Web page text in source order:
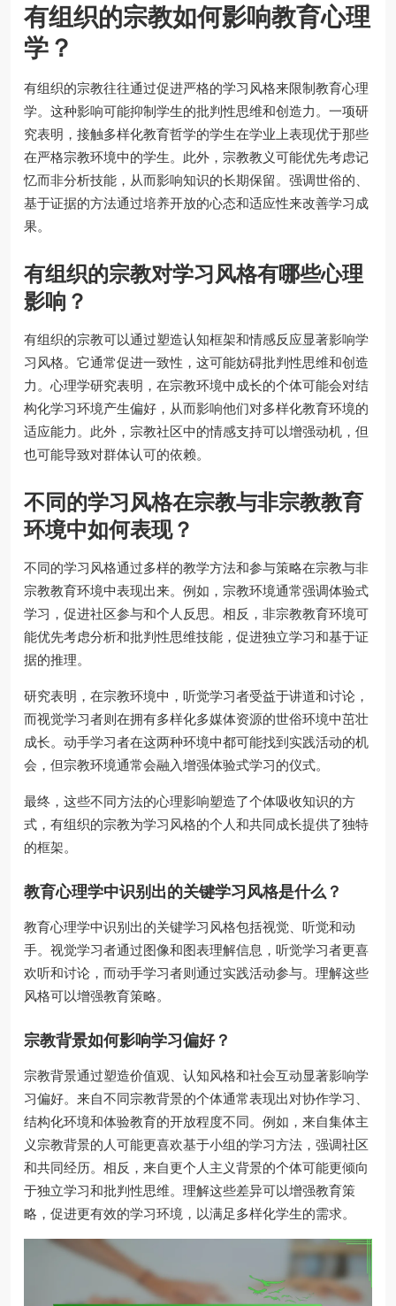
有组织的宗教如何影响教育心理
学？
有组织的宗教往往通过促进严格的学习风格来限制教育心理
学。这种影响可能抑制学生的批判性思维和创造力。一项研
究表明，接触多样化教育哲学的学生在学业上表现优于那些
在严格宗教环境中的学生。此外，宗教教义可能优先考虑记
忆而非分析技能，从而影响知识的长期保留。强调世俗的、
基于证据的方法通过培养开放的心态和适应性来改善学习成
果。
有组织的宗教对学习风格有哪些心理
影响？
有组织的宗教可以通过塑造认知框架和情感反应显著影响学
习风格。它通常促进一致性，这可能妨碍批判性思维和创造
力。心理学研究表明，在宗教环境中成长的个体可能会对结
构化学习环境产生偏好，从而影响他们对多样化教育环境的
适应能力。此外，宗教社区中的情感支持可以增强动机，但
也可能导致对群体认可的依赖。
不同的学习风格在宗教与非宗教教育
环境中如何表现？
不同的学习风格通过多样的教学方法和参与策略在宗教与非
宗教教育环境中表现出来。例如，宗教环境通常强调体验式
学习，促进社区参与和个人反思。相反，非宗教教育环境可
能优先考虑分析和批判性思维技能，促进独立学习和基于证
据的推理。
研究表明，在宗教环境中，听觉学习者受益于讲道和讨论，
而视觉学习者则在拥有多样化多媒体资源的世俗环境中茁壮
成长。动手学习者在这两种环境中都可能找到实践活动的机
会，但宗教环境通常会融入增强体验式学习的仪式。
最终，这些不同方法的心理影响塑造了个体吸收知识的方
式，有组织的宗教为学习风格的个人和共同成长提供了独特
的框架。
教育心理学中识别出的关键学习风格是什么？
教育心理学中识别出的关键学习风格包括视觉、听觉和动
手。视觉学习者通过图像和图表理解信息，听觉学习者更喜
欢听和讨论，而动手学习者则通过实践活动参与。理解这些
风格可以增强教育策略。
宗教背景如何影响学习偏好？
宗教背景通过塑造价值观、认知风格和社会互动显著影响学
习偏好。来自不同宗教背景的个体通常表现出对协作学习、
结构化环境和体验教育的开放程度不同。例如，来自集体主
义宗教背景的人可能更喜欢基于小组的学习方法，强调社区
和共同经历。相反，来自更个人主义背景的个体可能更倾向
于独立学习和批判性思维。理解这些差异可以增强教育策
略，促进更有效的学习环境，以满足多样化学生的需求。